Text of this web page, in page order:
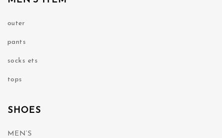
outer
pants
socks ets
tops
SHOES
MEN’S